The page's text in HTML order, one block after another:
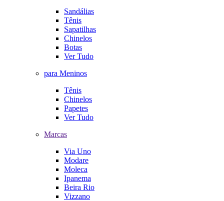
Sandálias
Tênis
Sapatilhas
Chinelos
Botas
Ver Tudo
para Meninos
Tênis
Chinelos
Papetes
Ver Tudo
Marcas
Via Uno
Modare
Moleca
Ipanema
Beira Rio
Vizzano